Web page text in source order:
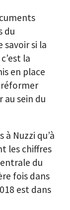
du
savoir si la
la
en place
réformer
sein du
Nuzzi qu’à
les chiffres
du
fois dans
est dans